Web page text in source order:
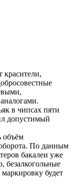
красители,
в чипсах пяти
допустимый
объём
По данным
бакалеи уже
безалкогольные
будет